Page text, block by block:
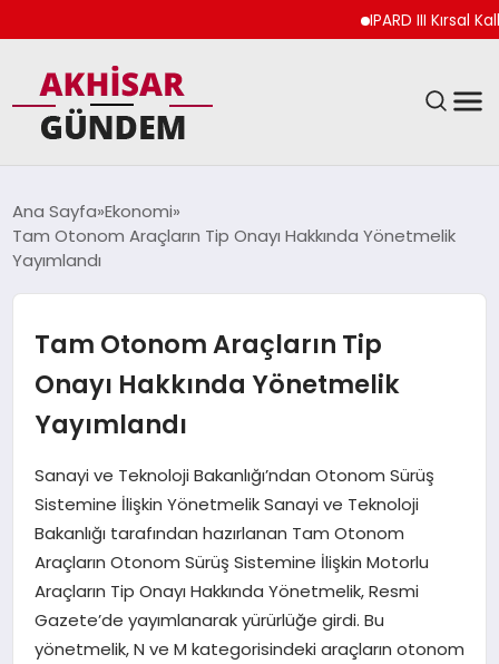
IPARD III Kırsal
DÜNYA
TEKNOLOJI
YAŞAM
Ana Sayfa Ekonomi
Tam Otonom Araçların Tip Onayı Hakkında Yönetmelik
Yayımlandı
Tam Otonom Araçların Tip
Onayı Hakkında Yönetmelik
Yayımlandı
Sanayi ve Teknoloji Bakanlığı’ndan Otonom Sürüş
Sistemine İlişkin Yönetmelik Sanayi ve Teknoloji
Bakanlığı tarafından hazırlanan Tam Otonom
Araçların Otonom Sürüş Sistemine İlişkin Motorlu
Araçların Tip Onayı Hakkında Yönetmelik, Resmi
Gazete’de yayımlanarak yürürlüğe girdi. Bu
yönetmelik, N ve M kategorisindeki araçların otonom